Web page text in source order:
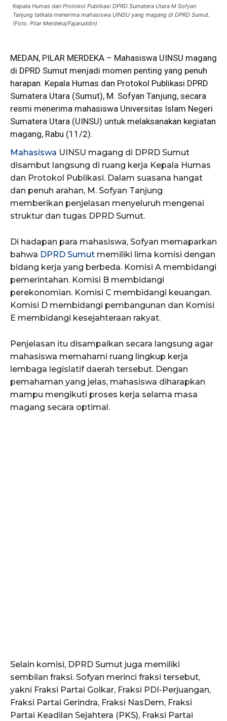
Kepala Humas dan Protokol Publikasi DPRD Sumatera Utara M Sofyan
Tanjung tatkala menerima mahasiswa UINSU yang magang di DPRD Sumut.
(Foto. Pilar Merdeka/Fajaruddin)
MEDAN, PILAR MERDEKA – Mahasiswa UINSU magang
di DPRD Sumut menjadi momen penting yang penuh
harapan. Kepala Humas dan Protokol Publikasi DPRD
Sumatera Utara (Sumut), M. Sofyan Tanjung, secara
resmi menerima mahasiswa Universitas Islam Negeri
Sumatera Utara (UINSU) untuk melaksanakan kegiatan
magang, Rabu (11/2).
Mahasiswa UINSU magang di DPRD Sumut
disambut langsung di ruang kerja Kepala Humas
dan Protokol Publikasi. Dalam suasana hangat
dan penuh arahan, M. Sofyan Tanjung
memberikan penjelasan menyeluruh mengenai
struktur dan tugas DPRD Sumut.
Di hadapan para mahasiswa, Sofyan memaparkan
bahwa DPRD Sumut memiliki lima komisi dengan
bidang kerja yang berbeda. Komisi A membidangi
pemerintahan. Komisi B membidangi
perekonomian. Komisi C membidangi keuangan.
Komisi D membidangi pembangunan dan Komisi
E membidangi kesejahteraan rakyat.
Penjelasan itu disampaikan secara langsung agar
mahasiswa memahami ruang lingkup kerja
lembaga legislatif daerah tersebut. Dengan
pemahaman yang jelas, mahasiswa diharapkan
mampu mengikuti proses kerja selama masa
magang secara optimal.
Selain komisi, DPRD Sumut juga memiliki
sembilan fraksi. Sofyan merinci fraksi tersebut,
yakni Fraksi Partai Golkar, Fraksi PDI-Perjuangan,
Fraksi Partai Gerindra, Fraksi NasDem, Fraksi
Partai Keadilan Sejahtera (PKS), Fraksi Partai